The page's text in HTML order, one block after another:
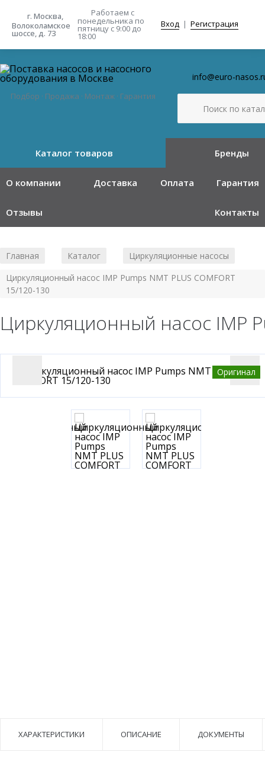
г. Москва,
Волоколамское
шоссе, д. 73
Работаем с
понедельника по
пятницу с 9:00 до
18:00
Вход | Регистрация
Подбор · Продажа · Монтаж · Гарантия
info@euro-
Каталог товаров Бренды
О компании Доставка Оплата Гарантия
Отзывы Контакты
Главная Каталог Циркуляционные насосы
Циркуляционный насос IMP Pumps NMT PLUS COMFORT
15/120-130
Циркуляционный насос IMP
Оригинал
ХАРАКТЕРИСТИКИ ОПИСАНИЕ ДОКУМЕНТЫ